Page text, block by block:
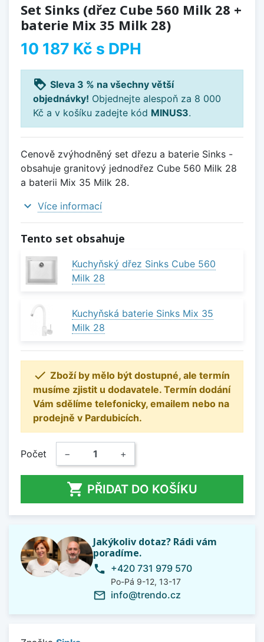
Set Sinks (dřez Cube 560 Milk 28 +
baterie Mix 35 Milk 28)
10 187 Kč s DPH
loyalty Sleva 3 % na všechny větší
objednávky! Objednejte alespoň za 8 000
Kč a v košíku zadejte kód MINUS3.
Cenově zvýhodněný set dřezu a baterie Sinks -
obsahuje granitový jednodřez Cube 560 Milk 28
a baterii Mix 35 Milk 28.
expand_more Více informací
Tento set obsahuje
Kuchyňský dřez Sinks Cube 560
Milk 28
Kuchyňská baterie Sinks Mix 35
Milk 28
 Zboží by mělo být dostupné, ale termín
musíme zjistit u dodavatele. Termín dodání
Vám sdělíme telefonicky, emailem nebo na
prodejně v Pardubicích.
Počet − +
 PŘIDAT DO KOŠÍKU
Jakýkoliv dotaz? Rádi vám
poradíme.
phone +420 731 979 570
Po-Pá 9-12, 13-17
mail_outline info@trendo.cz